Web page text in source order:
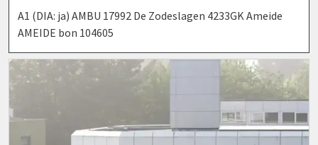
A1 (DIA: ja) AMBU 17992 De Zodeslagen 4233GK Ameide
AMEIDE bon 104605